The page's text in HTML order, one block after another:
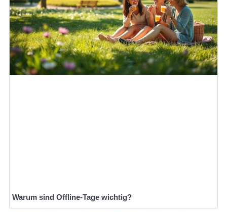
Warum sind Offline-Tage wichtig?